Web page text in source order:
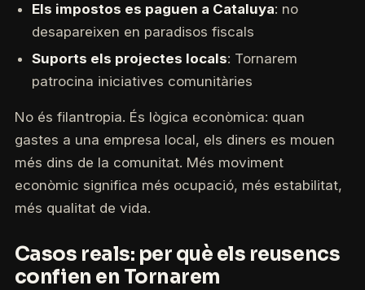
Els impostos es paguen a Cataluya: no
desapareixen en paradisos fiscals
Suports els projectes locals: Tornarem
patrocina iniciatives comunitàries
No és filantropia. És lògica econòmica: quan
gastes a una empresa local, els diners es mouen
més dins de la comunitat. Més moviment
econòmic significa més ocupació, més estabilitat,
més qualitat de vida.
Casos reals: per què els reusencs
confien en Tornarem